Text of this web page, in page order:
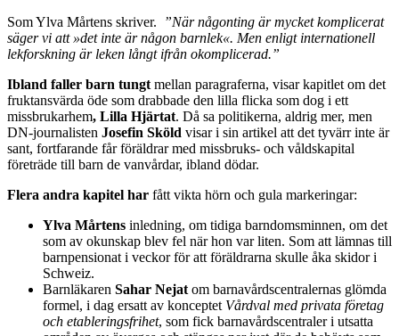
Som Ylva Mårtens skriver.
”När någonting är mycket komplicerat
säger vi att »det inte är någon barnlek«. Men enligt internationell
lekforskning är leken långt ifrån okomplicerad.”
Ibland faller barn tungt mellan paragraferna, visar kapitlet om det
fruktansvärda öde som drabbade den lilla flicka som dog i ett
missbrukarhem, Lilla Hjärtat. Då sa politikerna, aldrig mer, men
DN-journalisten Josefin Sköld visar i sin artikel att det tyvärr inte är
sant, fortfarande får föräldrar med missbruks- och våldskapital
företräde till barn de vanvårdar, ibland dödar.
Flera andra kapitel har fått vikta hörn och gula markeringar:
Ylva Mårtens inledning, om tidiga barndomsminnen, om det
som av okunskap blev fel när hon var liten. Som att lämnas till
barnpensionat i veckor för att föräldrarna skulle åka skidor i
Schweiz.
Barnläkaren Sahar Nejat om barnavårdscentralernas glömda
formel, i dag ersatt av konceptet Vårdval med privata företag
och etableringsfrihet, som fick barnavårdscentraler i utsatta